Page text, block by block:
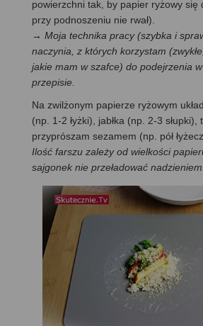
powierzchni tak, by papier ryżowy się
przy podnoszeniu nie rwał).
→ Moja technika pracy (szybka i
naczynia, z których korzystam
jakie mam w szafce) do podejrzenia
przepisie.
Na zwilżonym papierze ryżowym
(np. 1-2 łyżki), jabłka (np. 2-3 słupki),
przyprószam sezamem (np. pół
Ilość farszu zależy od wielkości
sajgonek nie przeładować nadzieniem.